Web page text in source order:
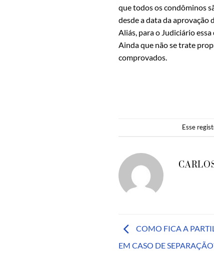
que todos os condôminos
desde a data da aprovação
Aliás, para o Judiciário
Ainda que não se trate
comprovados.
Esse
COMO FICA A
EM CASO DE